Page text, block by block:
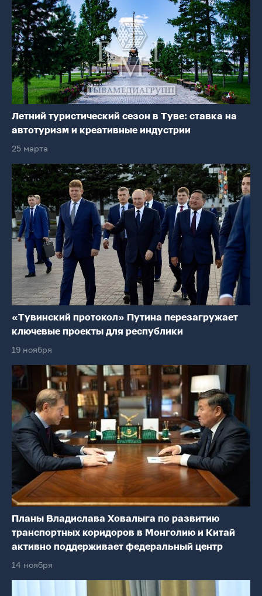
Летний туристический сезон в Туве: ставка на
автотуризм и креативные индустрии
25 марта
«Тувинский протокол» Путина перезагружает
ключевые проекты для республики
19 ноября
Планы Владислава Ховалыга по развитию
транспортных коридоров в Монголию и Китай
активно поддерживает федеральный центр
14 ноября